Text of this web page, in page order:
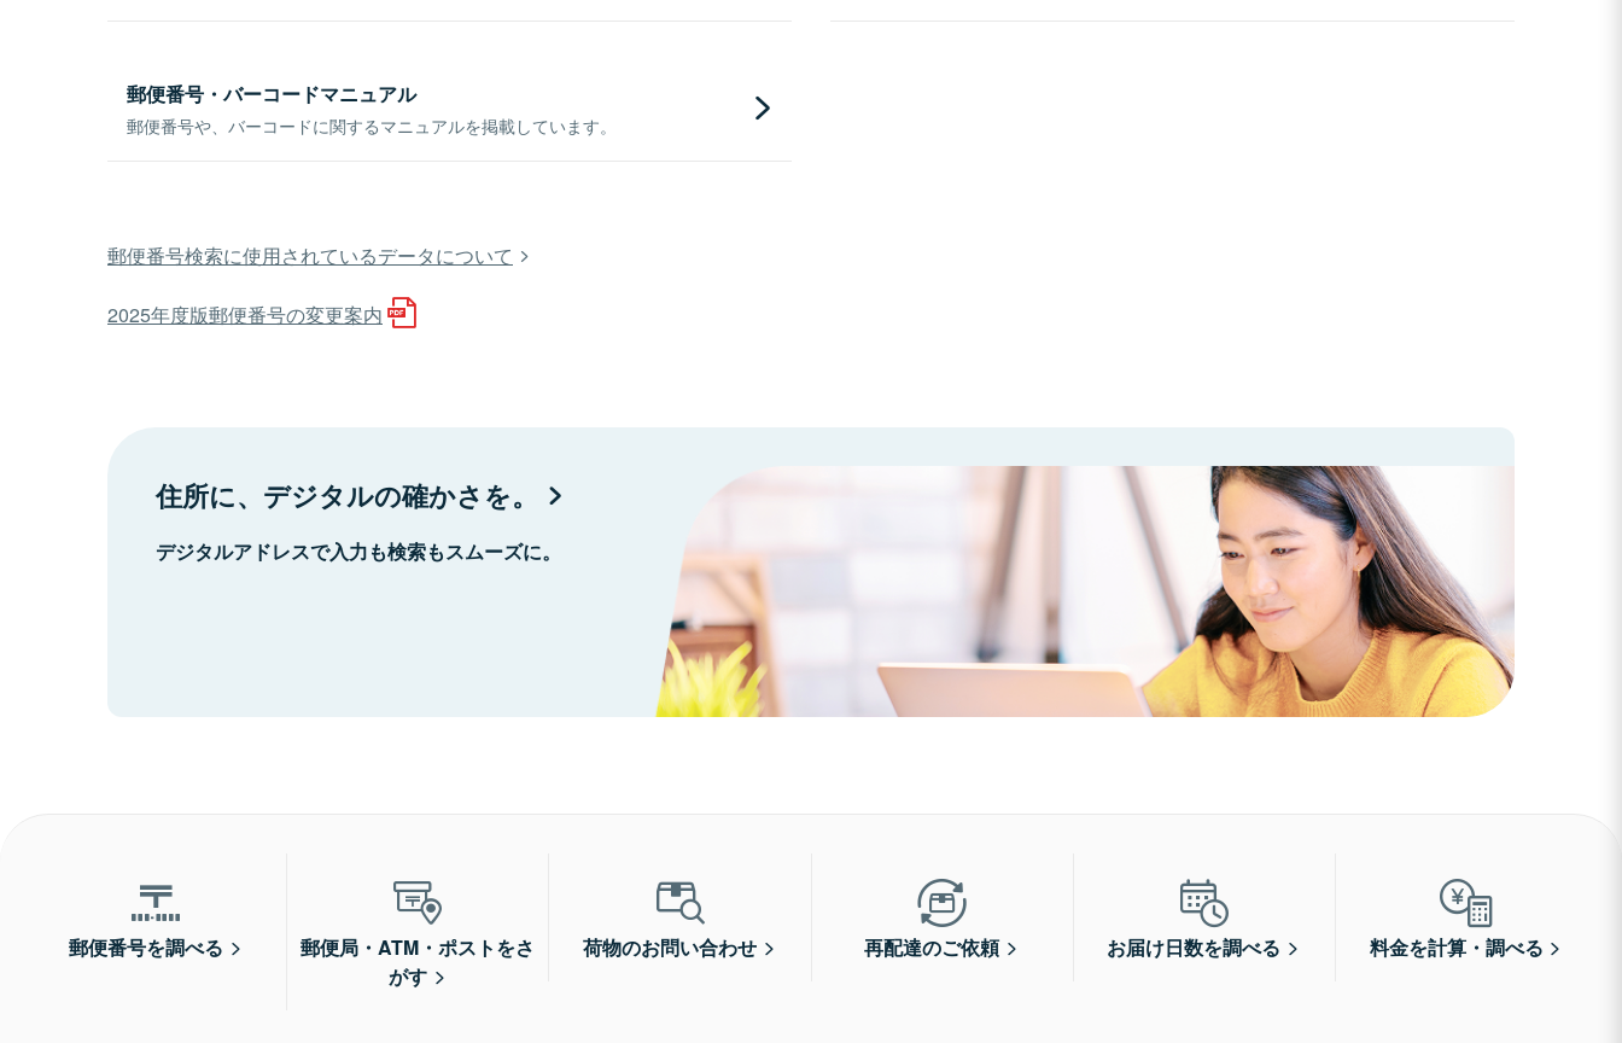
郵便番号・バーコードマニュアル
郵便番号や、バーコードに関するマニュアルを掲載しています。
郵便番号検索に使用されているデータについて
2025年度版郵便番号の変更案内
住所に、デジタルの確かさを。
デジタルアドレスで入力も検索もスムーズに。
郵便番号を調べる
郵便局・ATM・ポストをさ
がす
荷物のお問い合わせ 再配達のご依頼 お届け日数を調べる 料金を計算・調べる